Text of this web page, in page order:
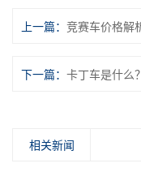
上一篇： 竞赛车价格解
下一篇： 卡丁车是什么
相关新闻